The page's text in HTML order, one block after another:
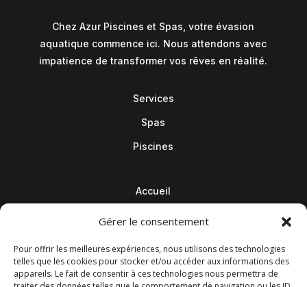
Gérer le consentement
Pour offrir les meilleures expériences, nous utilisons des technologies
telles que les cookies pour stocker et/ou accéder aux informations des
appareils. Le fait de consentir à ces technologies nous permettra de
Chez Azur Piscines et Spas, votre évasion
aquatique commence ici. Nous attendons avec
impatience de transformer vos rêves en réalité.
Services
Spas
Piscines
Accueil